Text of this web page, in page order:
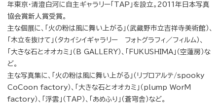
年東京・清澄白河に自主ギャラリー「TAP」を設立。2011年日本写真
協会賞新人賞受賞。
主な個展に、「火の粉は風に舞い上がる」（武蔵野市立吉祥寺美術館）、
「木立を抜けて」（タカイシイギャラリー フォトグラフィ／フィルム）、
「大きな石とオオカミ」（B GALLERY）、「FUKUSHIMA」（空蓮房）な
ど。
主な写真集に、「火の粉は風に舞い上がる」（リブロアルテ/spooky
CoCoon factory）、「大きな石とオオカミ」（plump WorM
factory）、「浮雲」（TAP）、「あめふり」（蒼穹舎）など。